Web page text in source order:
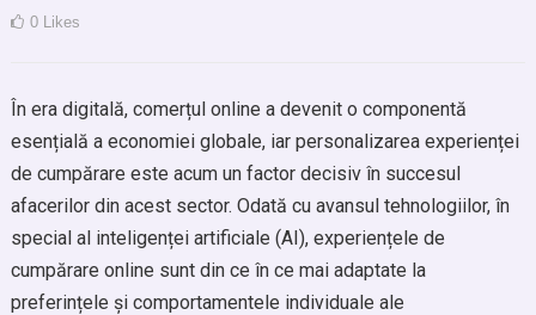
0 Likes
În era digitală, comerțul online a devenit o componentă
esențială a economiei globale, iar personalizarea experienței
de cumpărare este acum un factor decisiv în succesul
afacerilor din acest sector. Odată cu avansul tehnologiilor, în
special al inteligenței artificiale (AI), experiențele de
cumpărare online sunt din ce în ce mai adaptate la
preferințele și comportamentele individuale ale